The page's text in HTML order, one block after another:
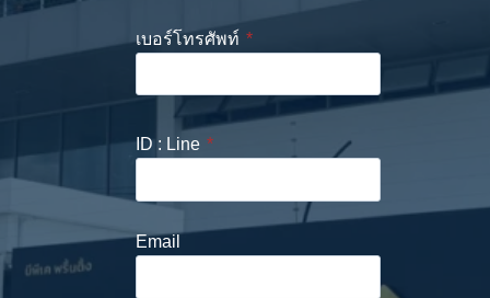
เบอร์โทรศัพท์ *
ID : Line *
Email